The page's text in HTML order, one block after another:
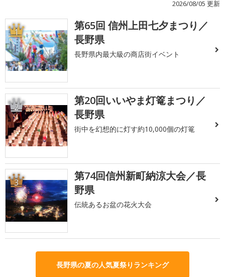
2026/08/05 更新
1
第65回 信州上田七夕まつり／
長野県
長野県内最大級の商店街イベント
2
第20回いいやま灯篭まつり／
長野県
街中を幻想的に灯す約10,000個の灯篭
3
第74回信州新町納涼大会／長
野県
伝統あるお盆の花火大会
長野県の夏の人気夏祭りランキング